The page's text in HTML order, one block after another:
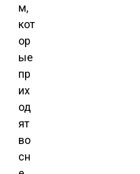
м,
кот
ор
ые
пр
их
од
ят
во
сн